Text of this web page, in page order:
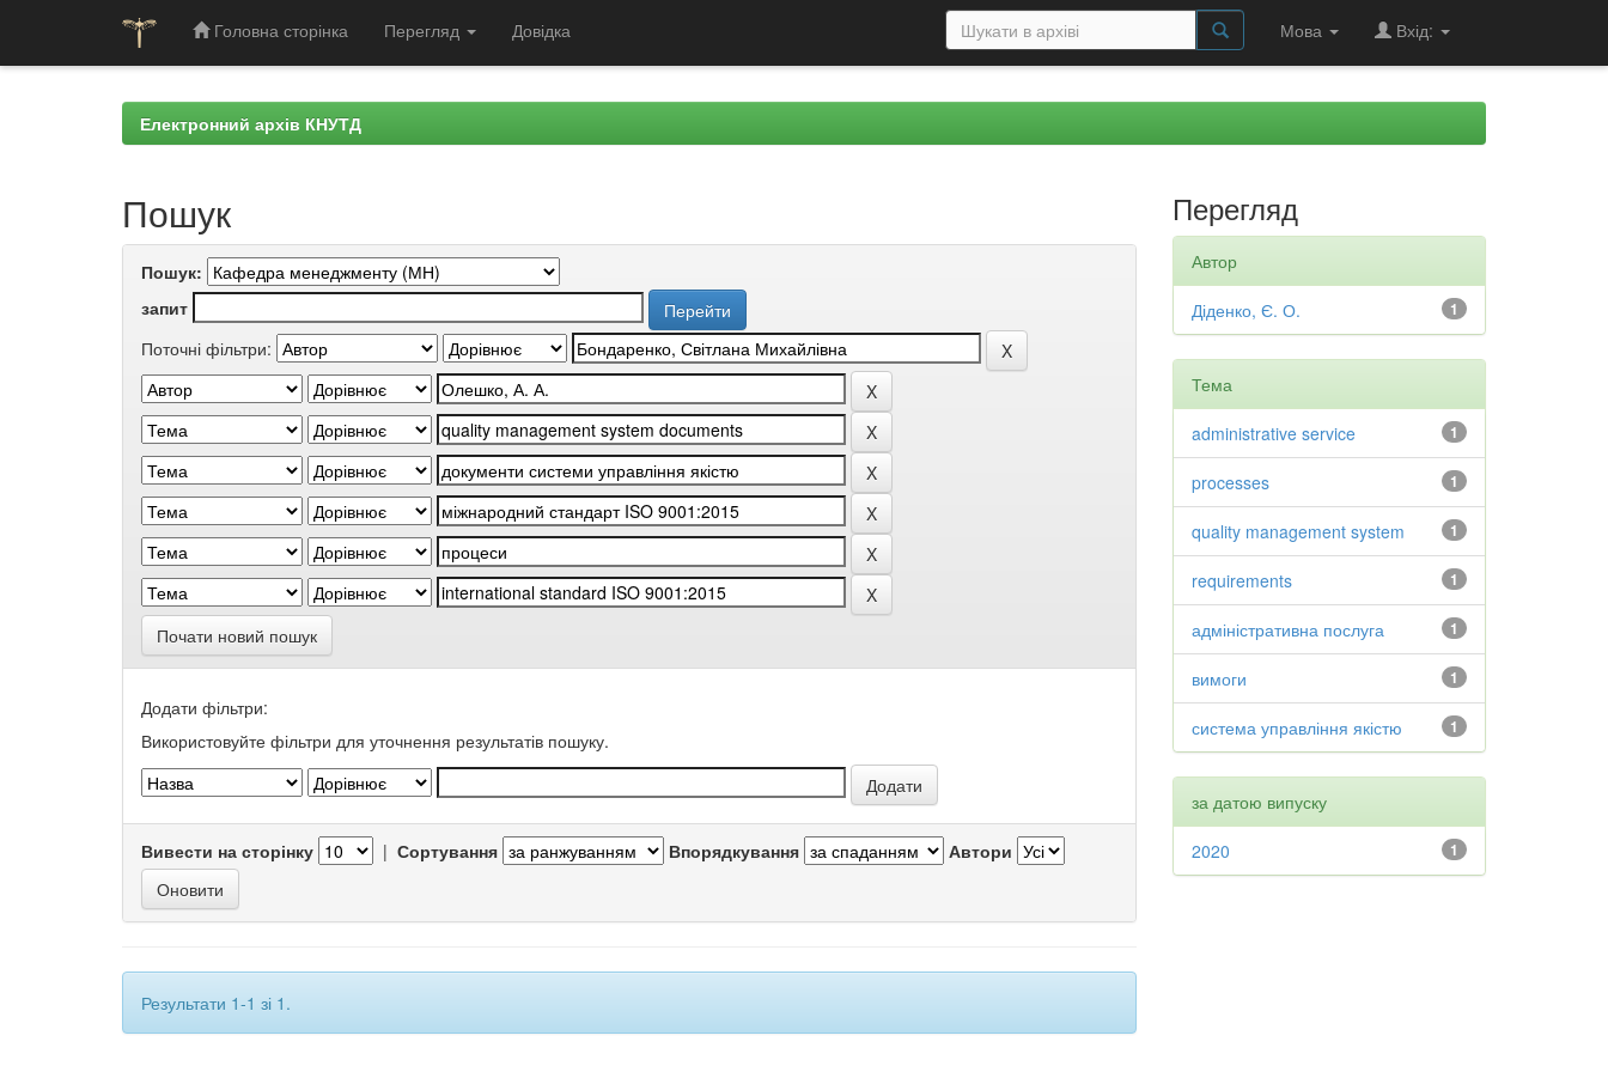
Головна сторінка Перегляд Довідка Мова Вхід:
Електронний архів КНУТД
Пошук
Пошук:
запит
Поточні фільтри:
Почати новий пошук
Додати фільтри:
Використовуйте фільтри для уточнення результатів пошуку.
Вивести на сторінку | Сортування Впорядкування Автори
Результати 1-1 зі 1.
Перегляд
Автор
1
Діденко, Є. О.
Тема
1
administrative service
1
processes
1
quality management system
1
requirements
1
адміністративна послуга
1
вимоги
1
система управління якістю
за датою випуску
1
2020